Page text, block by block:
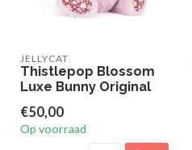
JELLYCAT
Thistlepop Blossom
Luxe Bunny Original
€50,00
Op voorraad